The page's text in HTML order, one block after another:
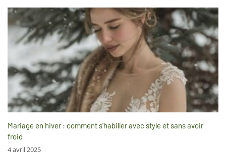
Mariage en hiver : comment s’habiller avec style et sans avoir
froid
4 avril 2025